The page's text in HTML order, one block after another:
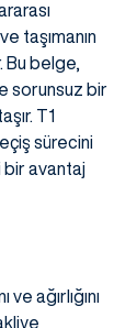
taşımanın
Bu belge,
sorunsuz bir
T1
sürecini
bir avantaj
ağırlığını